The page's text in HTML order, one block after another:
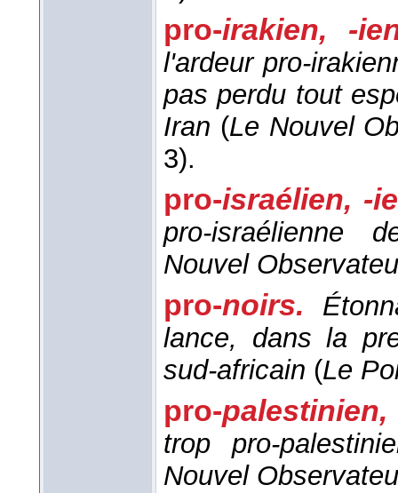
pro-irakien, -
l'ardeur pro-
pas perdu tout
Iran (Le Nouvel
3).
pro-israélien, -
pro-israélienne
Nouvel
pro-noirs.
lance, dans la
sud-africain (Le
pro-
trop pro-
Nouvel